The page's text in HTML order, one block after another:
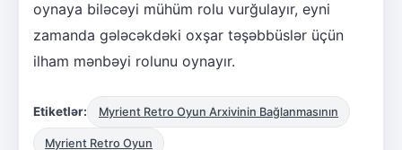
oynaya biləcəyi mühüm rolu vurğulayır, eyni
zamanda gələcəkdəki oxşar təşəbbüslər üçün
ilham mənbəyi rolunu oynayır.
Etiketlər: Myrient Retro Oyun Arxivinin Bağlanmasının
Myrient Retro Oyun